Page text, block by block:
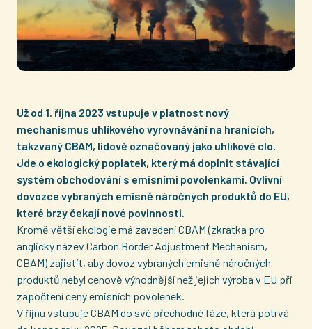
Už od 1. října 2023 vstupuje v platnost nový
mechanismus uhlíkového vyrovnávání na hranicích,
takzvaný CBAM, lidově označovaný jako uhlíkové clo.
Jde o ekologický poplatek, který má doplnit stávající
systém obchodování s emisními povolenkami. Ovlivní
dovozce vybraných emisně náročných produktů do EU,
které brzy čekají nové povinnosti.
Kromě větší ekologie má zavedení CBAM (zkratka pro
anglický název Carbon Border Adjustment Mechanism,
CBAM) zajistit, aby dovoz vybraných emisně náročných
produktů nebyl cenově výhodnější než jejich výroba v EU při
započtení ceny emisních povolenek.
V říjnu vstupuje CBAM do své přechodné fáze, která potrvá